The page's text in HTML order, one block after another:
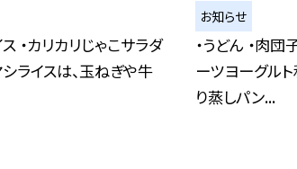
・カリカリじゃこサラダ
シライスは、玉ねぎや牛
お知らせ
・うどん ・肉団
ーツヨーグル
り蒸しパン...